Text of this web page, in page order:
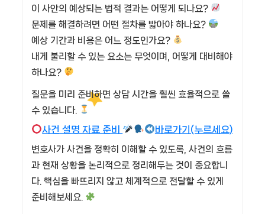
이 사안의 예상되는 법적 결과는 어떻게 되나요?
문제를 해결하려면 어떤 절차를 밟아야 하나요?
예상 기간과 비용은 어느 정도인가요?
내게 불리할 수 있는 요소는 무엇이며, 어떻게 대비해야
하나요?
질문을 미리 준비하면 상담 시간을 훨씬 효율적으로 쓸
수 있습니다.
사건 설명 자료 준비 바로가기(누르세요)
변호사가 사건을 정확히 이해할 수 있도록, 사건의 흐름
과 현재 상황을 논리적으로 정리해두는 것이 중요합니
다. 핵심을 빠뜨리지 않고 체계적으로 전달할 수 있게
준비해보세요.